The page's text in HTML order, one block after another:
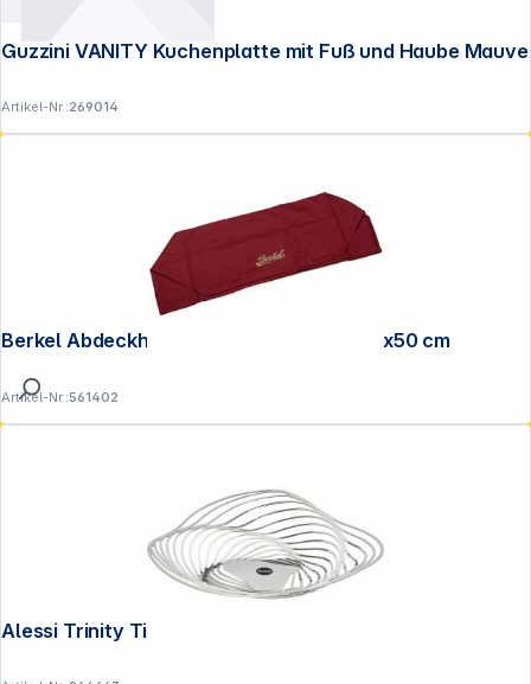
Guzzini VANITY Kuchenplatte mit Fuß und Haube Mauve
Artikel-Nr.:269014
Berkel Abdeckhaube Grösse S rot 35x45x50 cm
Artikel-Nr.:561402